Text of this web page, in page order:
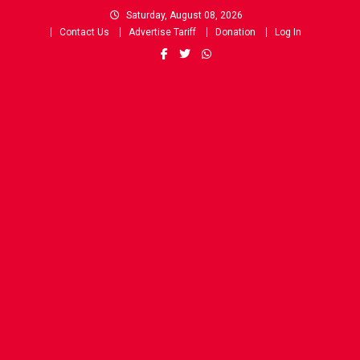
Saturday, August 08, 2026
Contact Us
Advertise Tariff Donation Log In